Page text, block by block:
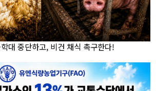
대 중단하고, 비건 채식 촉구한다!